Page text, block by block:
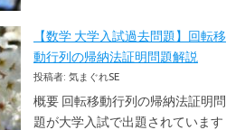
【数学 大学入試過去問題】回転移
動行列の帰納法証明問題解説
投稿者: 気まぐれSE
概要 回転移動行列の帰納法証明問
題が大学入試で出題されています